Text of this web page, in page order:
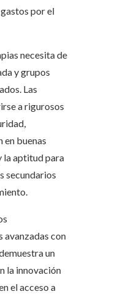
por el
necesita de
y grupos
Las
a rigurosos
buenas
la aptitud para
secundarios
avanzadas con
un
la innovación
el acceso a